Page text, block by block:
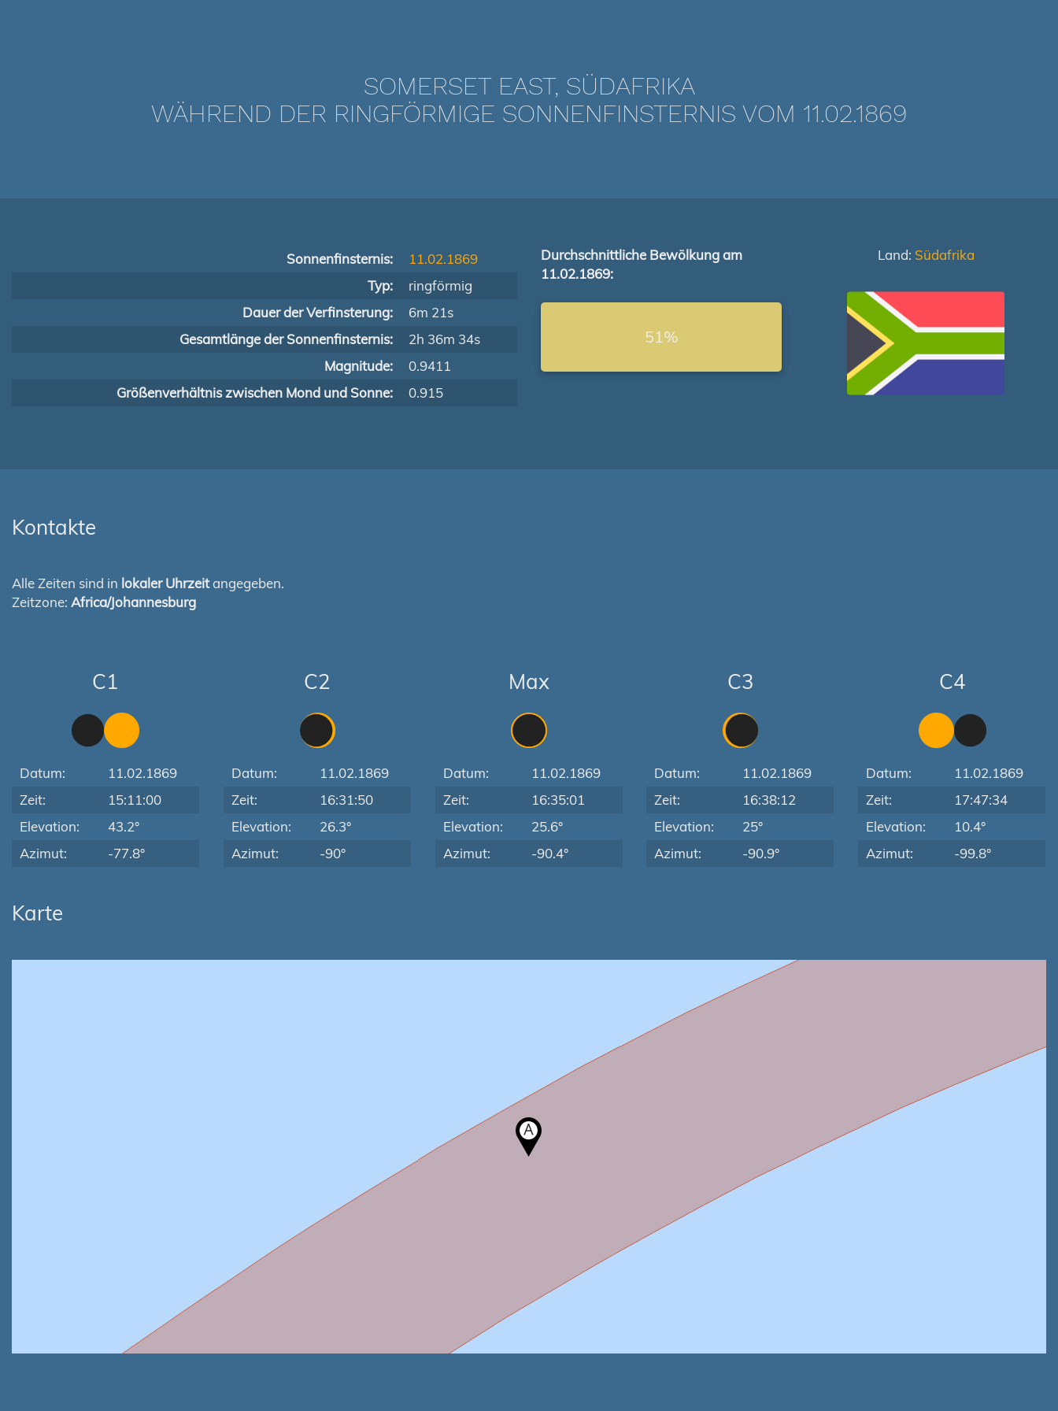
SOMERSET EAST, SÜDAFRIKA
WÄHREND DER RINGFÖRMIGE SONNENFINSTERNIS VOM 11.02.1869
Sonnenfinsternis:
11.02.1869
Typ:
ringförmig
Dauer der Verfinsterung:
6m 21s
Gesamtlänge der Sonnenfinsternis:
2h 36m 34s
Magnitude:
0.9411
Größenverhältnis zwischen Mond und Sonne:
0.915
Durchschnittliche Bewölkung am
11.02.1869:
51%
Land: Südafrika
Kontakte
Alle Zeiten sind in lokaler Uhrzeitangegeben.
Zeitzone: Africa/Johannesburg
C1
Datum:
11.02.1869
Zeit:
15:11:00
Elevation:
43.2°
Azimut:
-77.8°
C2
Datum:
11.02.1869
Zeit:
16:31:50
Elevation:
26.3°
Azimut:
-90°
Max
Datum:
11.02.1869
Zeit:
16:35:01
Elevation:
25.6°
Azimut:
-90.4°
C3
Datum:
11.02.1869
Zeit:
16:38:12
Elevation:
25°
Azimut:
-90.9°
C4
Datum:
11.02.1869
Zeit:
17:47:34
Elevation:
10.4°
Azimut:
-99.8°
Karte